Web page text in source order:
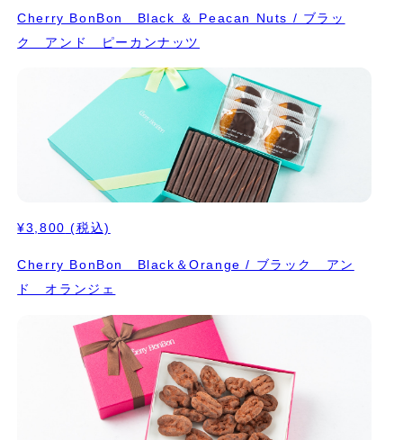
Cherry BonBon Black ＆ Peacan Nuts / ブラッ
ク アンド ピーカンナッツ
¥3,800 (税込)
Cherry BonBon Black＆Orange / ブラック アン
ド オランジェ